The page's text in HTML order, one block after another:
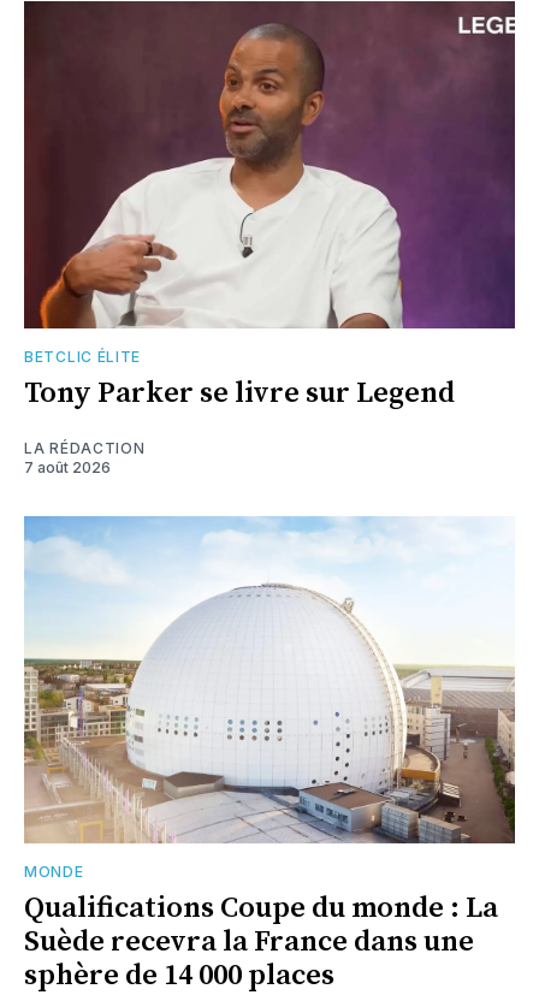
BETCLIC ÉLITE
Tony Parker se livre sur Legend
LA RÉDACTION
7 août 2026
MONDE
Qualifications Coupe du monde : La
Suède recevra la France dans une
sphère de 14 000 places